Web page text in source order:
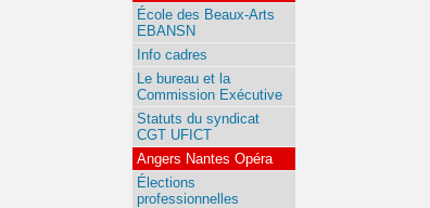
École des Beaux-Arts
EBANSN
Info cadres
Le bureau et la
Commission Exécutive
Statuts du syndicat
CGT UFICT
Angers Nantes Opéra
Élections
professionnelles